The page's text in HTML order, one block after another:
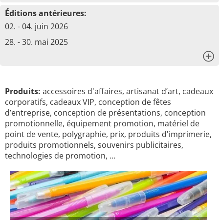
Éditions antérieures:
02. - 04. juin 2026
28. - 30. mai 2025
Produits: accessoires d'affaires, artisanat d’art, cadeaux
corporatifs, cadeaux VIP, conception de fêtes
d’entreprise, conception de présentations, conception
promotionnelle, équipement promotion, matériel de
point de vente, polygraphie, prix, produits d'imprimerie,
produits promotionnels, souvenirs publicitaires,
technologies de promotion, …